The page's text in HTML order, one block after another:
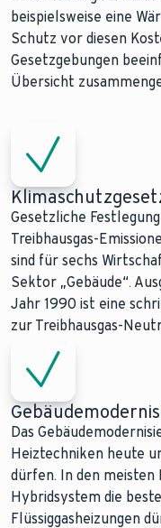
beispielsweise eine
Schutz vor diesen
Gesetzgebungen
Übersicht
Gesetzliche
Treibhausgas-
sind für sechs
Sektor „Gebäude“.
Jahr 1990 ist eine
zur Treibhausgas-
Das
Heiztechniken heute
dürfen. In den meisten
Hybridsystem die
Flüssiggasheizungen